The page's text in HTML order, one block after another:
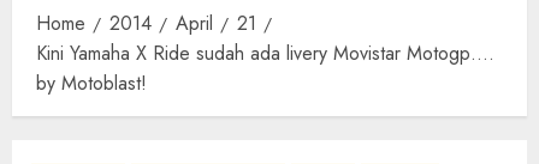
Home 2014 April
21
Kini Yamaha X Ride sudah ada livery Movistar Motogp….
by Motoblast!